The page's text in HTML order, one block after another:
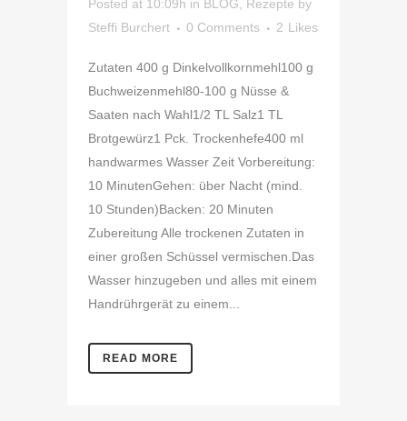
Posted at 10:09h in BLOG Rezepte by
Steffi Burchert
0 Comments 2 Likes
Zutaten 400 g Dinkelvollkornmehl100 g
Buchweizenmehl80-100 g Nüsse &
Saaten nach Wahl1/2 TL Salz1 TL
Brotgewürz1 Pck. Trockenhefe400 ml
handwarmes Wasser Zeit Vorbereitung:
10 MinutenGehen: über Nacht (mind.
10 Stunden)Backen: 20 Minuten
Zubereitung Alle trockenen Zutaten in
einer großen Schüssel vermischen.Das
Wasser hinzugeben und alles mit einem
Handrührgerät zu einem...
READ MORE